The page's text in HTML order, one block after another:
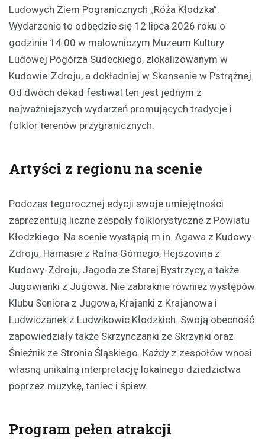
Ludowych Ziem Pogranicznych „Róża Kłodzka”.
Wydarzenie to odbędzie się 12 lipca 2026 roku o
godzinie 14.00 w malowniczym Muzeum Kultury
Ludowej Pogórza Sudeckiego, zlokalizowanym w
Kudowie-Zdroju, a dokładniej w Skansenie w Pstrążnej.
Od dwóch dekad festiwal ten jest jednym z
najważniejszych wydarzeń promujących tradycje i
folklor terenów przygranicznych.
Artyści z regionu na scenie
Podczas tegorocznej edycji swoje umiejętności
zaprezentują liczne zespoły folklorystyczne z Powiatu
Kłodzkiego. Na scenie wystąpią m.in. Agawa z Kudowy-
Zdroju, Harnasie z Ratna Górnego, Hejszovina z
Kudowy-Zdroju, Jagoda ze Starej Bystrzycy, a także
Jugowianki z Jugowa. Nie zabraknie również występów
Klubu Seniora z Jugowa, Krajanki z Krajanowa i
Ludwiczanek z Ludwikowic Kłodzkich. Swoją obecność
zapowiedziały także Skrzynczanki ze Skrzynki oraz
Śnieżnik ze Stronia Śląskiego. Każdy z zespołów wnosi
własną unikalną interpretację lokalnego dziedzictwa
poprzez muzykę, taniec i śpiew.
Program pełen atrakcji